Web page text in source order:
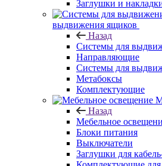
Заглушки и
выдвижения ящиков
Назад
Системы для
Направляющие
Системы для
Метабоксы
Комплектующие
Назад
Мебельное
Блоки питания
Выключатели
Заглушки для